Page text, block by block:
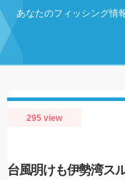
移
動
あなたのフィッシング情
295 view
台風明けも伊勢湾ス